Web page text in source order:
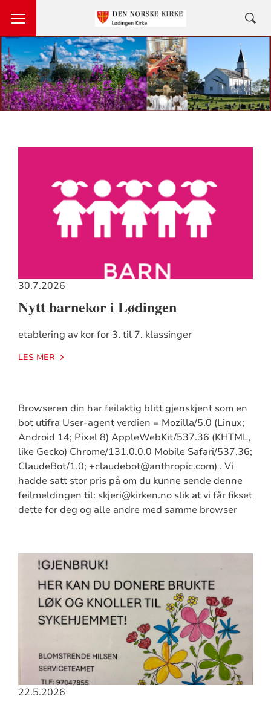
30.7.2026
Nytt barnekor i Lødingen
etablering av kor for 3. til 7. klassinger
LES MER
Browseren din har feilaktig blitt gjenskjent som en
bot utifra User-agent verdien = Mozilla/5.0 (Linux;
Android 14; Pixel 8) AppleWebKit/537.36 (KHTML,
like Gecko) Chrome/131.0.0.0 Mobile Safari/537.36;
ClaudeBot/1.0; +claudebot@anthropic.com) . Vi
hadde satt stor pris på om du kunne sende denne
feilmeldingen til: skjeri@kirken.no slik at vi får fikset
dette for deg og alle andre med samme browser
22.5.2026